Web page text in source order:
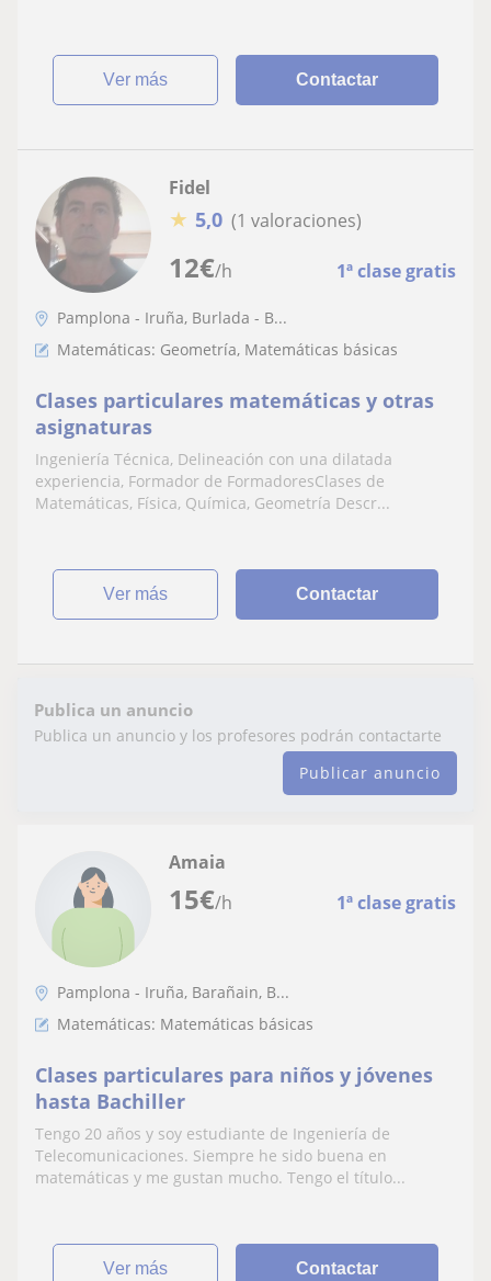
ver más Contactar
12€/h 1ª clase gratis
Fidel
★ 5,0 (1 valoraciones)
Pamplona - Iruña, Burlada - B...
Matemáticas: Geometría, Matemáticas básicas
Clases particulares matemáticas y otras
asignaturas
Ingeniería Técnica, Delineación con una dilatada
experiencia, Formador de FormadoresClases de
Matemáticas, Física, Química, Geometría Descr...
ver más Contactar
Publica un anuncio
Publica un anuncio y los profesores podrán contactarte
Publicar anuncio
15€/h 1ª clase gratis
Amaia
Pamplona - Iruña, Barañain, B...
Matemáticas: Matemáticas básicas
Clases particulares para niños y jóvenes
hasta Bachiller
Tengo 20 años y soy estudiante de Ingeniería de
Telecomunicaciones. Siempre he sido buena en
matemáticas y me gustan mucho. Tengo el título...
ver más Contactar